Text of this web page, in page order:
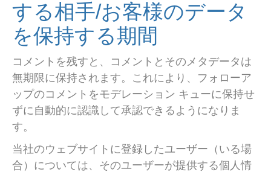
する相手/お客様のデータ
を保持する期間
コメントを残すと、コメントとそのメタデータは
無期限に保持されます。これにより、フォローア
ップのコメントをモデレーション キューに保持せ
ずに自動的に認識して承認できるようになりま
す。
当社のウェブサイトに登録したユーザー（いる場
合）については、そのユーザーが提供する個人情